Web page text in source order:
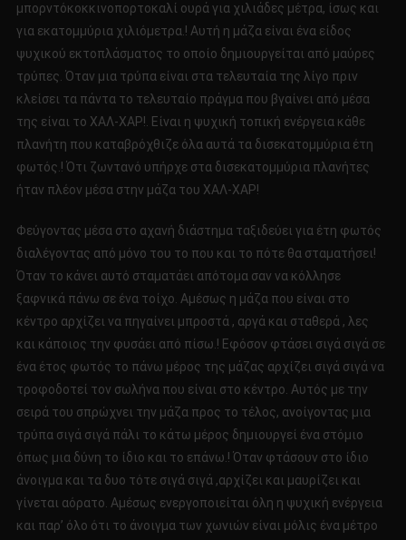
μπορντόκοκκινοπορτοκαλί ουρά για χιλιάδες μέτρα, ίσως και
για εκατομμύρια χιλιόμετρα.! Αυτή η μάζα είναι ένα είδος
ψυχικού εκτοπλάσματος το οποίο δημιουργείται από μαύρες
τρύπες. Όταν μια τρύπα είναι στα τελευταία της λίγο πριν
κλείσει τα πάντα το τελευταίο πράγμα που βγαίνει από μέσα
της είναι το ΧΑΛ-ΧΑΡ!. Είναι η ψυχική τοπική ενέργεια κάθε
πλανήτη που καταβρόχθιζε όλα αυτά τα δισεκατομμύρια έτη
φωτός.! Ότι ζωντανό υπήρχε στα δισεκατομμύρια πλανήτες
ήταν πλέον μέσα στην μάζα του ΧΑΛ-ΧΑΡ!
Φεύγοντας μέσα στο αχανή διάστημα ταξιδεύει για έτη φωτός
διαλέγοντας από μόνο του το που και το πότε θα σταματήσει!
Όταν το κάνει αυτό σταματάει απότομα σαν να κόλλησε
ξαφνικά πάνω σε ένα τοίχο. Αμέσως η μάζα που είναι στο
κέντρο αρχίζει να πηγαίνει μπροστά , αργά και σταθερά , λες
και κάποιος την φυσάει από πίσω.! Εφόσον φτάσει σιγά σιγά σε
ένα έτος φωτός το πάνω μέρος της μάζας αρχίζει σιγά σιγά να
τροφοδοτεί τον σωλήνα που είναι στο κέντρο. Αυτός με την
σειρά του σπρώχνει την μάζα προς το τέλος, ανοίγοντας μια
τρύπα σιγά σιγά πάλι το κάτω μέρος δημιουργεί ένα στόμιο
όπως μια δύνη το ίδιο και το επάνω.! Όταν φτάσουν στο ίδιο
άνοιγμα και τα δυο τότε σιγά σιγά ,αρχίζει και μαυρίζει και
γίνεται αόρατο. Αμέσως ενεργοποιείται όλη η ψυχική ενέργεια
και παρ’ όλο ότι το άνοιγμα των χωνιών είναι μόλις ένα μέτρο